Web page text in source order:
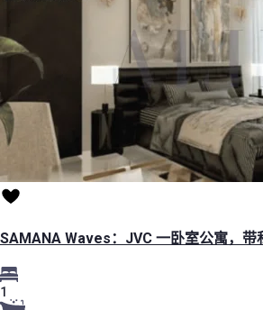
SAMANA Waves：JVC 一卧室公寓，带
1